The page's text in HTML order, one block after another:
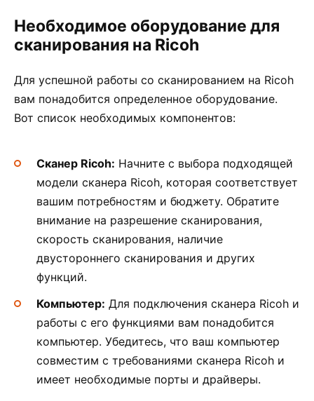
Необходимое оборудование для
сканирования на Ricoh
Для успешной работы со сканированием на Ricoh
вам понадобится определенное оборудование.
Вот список необходимых компонентов:
Сканер Ricoh: Начните с выбора подходящей
модели сканера Ricoh, которая соответствует
вашим потребностям и бюджету. Обратите
внимание на разрешение сканирования,
скорость сканирования, наличие
двустороннего сканирования и других
функций.
Компьютер: Для подключения сканера Ricoh и
работы с его функциями вам понадобится
компьютер. Убедитесь, что ваш компьютер
совместим с требованиями сканера Ricoh и
имеет необходимые порты и драйверы.